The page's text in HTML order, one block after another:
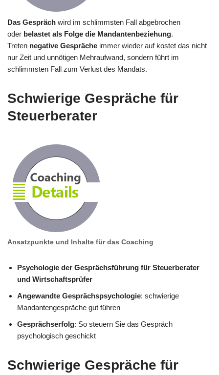
Das Gespräch wird im schlimmsten Fall abgebrochen
oder belastet als Folge die Mandantenbeziehung.
Treten negative Gespräche immer wieder auf kostet das nicht
nur Zeit und unnötigen Mehraufwand, sondern führt im
schlimmsten Fall zum Verlust des Mandats.
Schwierige Gespräche für
Steuerberater
Ansatzpunkte und Inhalte für das Coaching
Psychologie der Gesprächsführung für Steuerberater
und Wirtschaftsprüfer
Angewandte Gesprächspsychologie: schwierige
Mandantengespräche gut führen
Gesprächserfolg: So steuern Sie das Gespräch
psychologisch geschickt
Schwierige Gespräche für